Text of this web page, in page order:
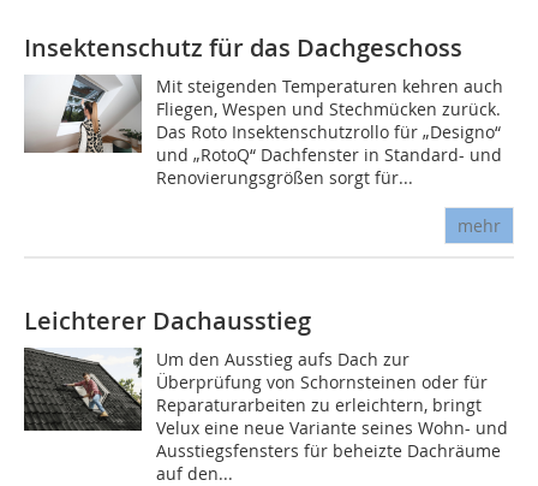
Insektenschutz für das Dachgeschoss
Mit steigenden Temperaturen kehren auch
Fliegen, Wespen und Stechmücken zurück.
Das Roto Insektenschutzrollo für „Designo“
und „RotoQ“ Dachfenster in Standard- und
Renovierungsgrößen sorgt für...
mehr
Leichterer Dachausstieg
Um den Ausstieg aufs Dach zur
Überprüfung von Schornsteinen oder für
Reparaturarbeiten zu erleichtern, bringt
Velux eine neue Variante seines Wohn- und
Ausstiegsfensters für beheizte Dachräume
auf den...